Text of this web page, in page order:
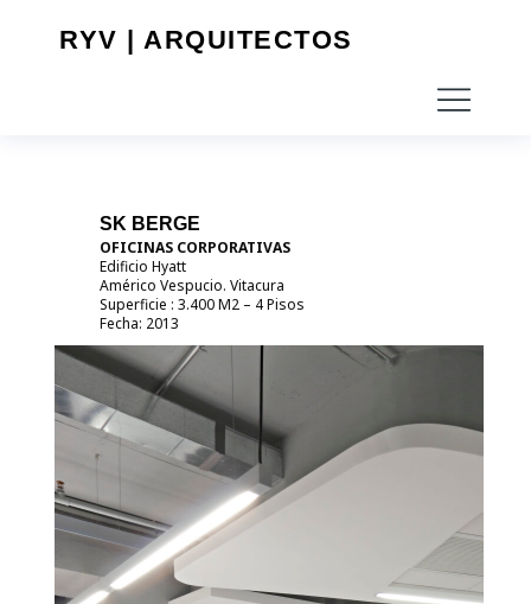
RYV | ARQUITECTOS
SK BERGE
OFICINAS CORPORATIVAS
Edificio Hyatt
Américo Vespucio. Vitacura
Superficie : 3.400 M2 – 4 Pisos
Fecha: 2013